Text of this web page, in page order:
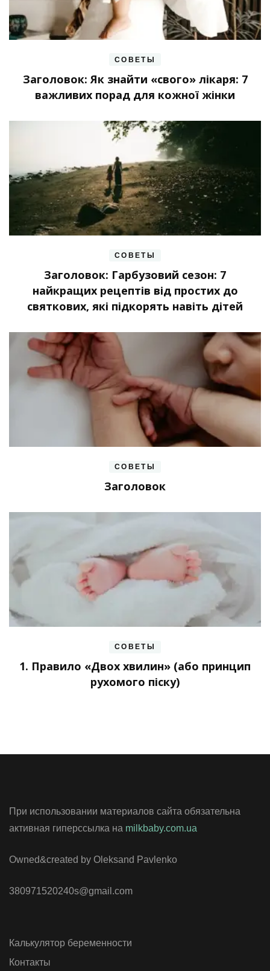
СОВЕТЫ
Заголовок: Як знайти «свого» лікаря: 7
важливих порад для кожної жінки
СОВЕТЫ
Заголовок: Гарбузовий сезон: 7
найкращих рецептів від простих до
святкових, які підкорять навіть дітей
СОВЕТЫ
Заголовок
СОВЕТЫ
1. Правило «Двох хвилин» (або принцип
рухомого піску)
При использовании материалов сайта обязательна
активная гиперссылка на milkbaby.com.ua
Owned&created by Oleksand Pavlenko
380971520240s@gmail.com
Калькулятор беременности
Контакты